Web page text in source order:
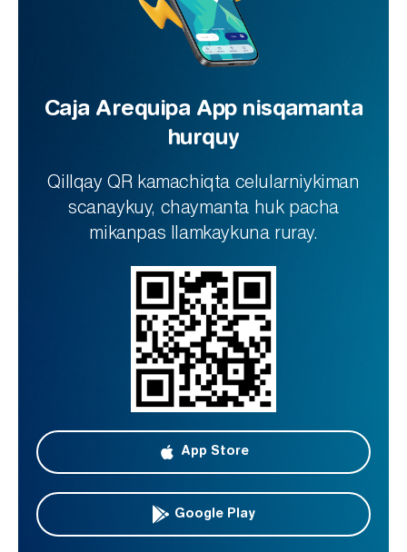
Caja Arequipa App nisqamanta
hurquy
Qillqay QR kamachiqta celularniykiman
scanaykuy, chaymanta huk pacha
mikanpas llamkaykuna ruray.
App Store
Google Play